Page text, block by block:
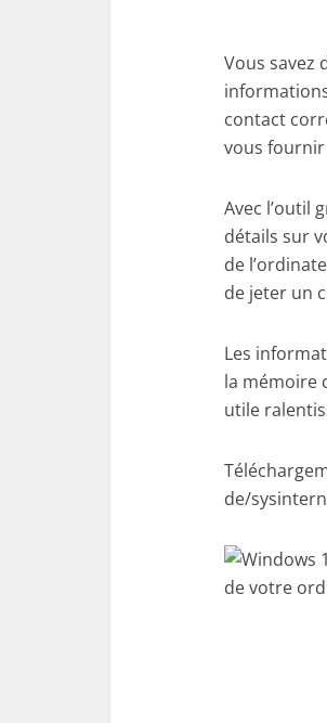
Vous savez
contact
vous fournir
Avec l’outil
détails sur
de
de jeter un
Les
la mémoire
utile
de/